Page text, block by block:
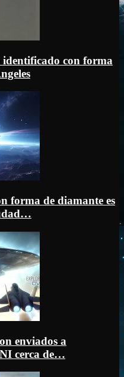
con forma
forma de diamante es
enviados a
cerca de…